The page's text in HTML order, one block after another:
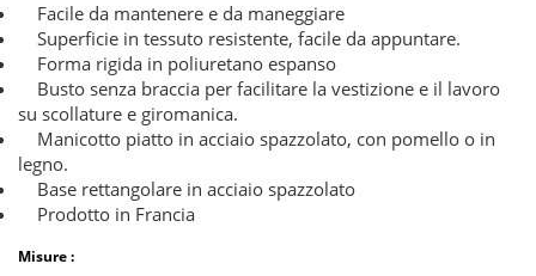
Facile da mantenere e da maneggiare
Superficie in tessuto resistente, facile da appuntare.
Forma rigida in poliuretano espanso
Busto senza braccia per facilitare la vestizione e il lavoro
su scollature e giromanica.
Manicotto piatto in acciaio spazzolato, con pomello o in
legno.
Base rettangolare in acciaio spazzolato
Prodotto in Francia
Misure :